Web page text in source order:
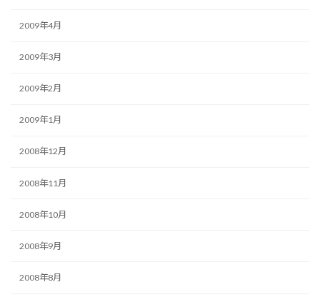
2009年4月
2009年3月
2009年2月
2009年1月
2008年12月
2008年11月
2008年10月
2008年9月
2008年8月